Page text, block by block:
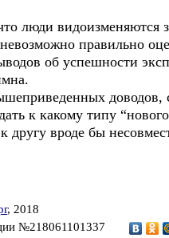
видоизменяются
правильно
об успешности
доводов,
к какому типу
другу вроде бы
, 2018
№218061101337